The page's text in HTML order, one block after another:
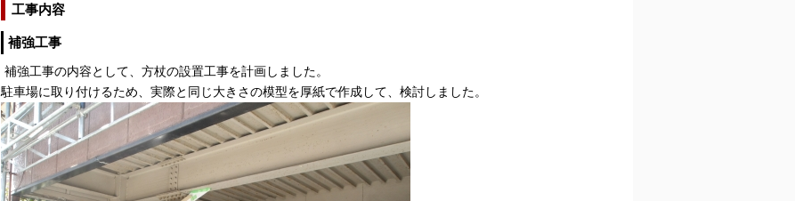
工事内容
補強工事
補強工事の内容として、方杖の設置工事を計画しました。
駐車場に取り付けるため、実際と同じ大きさの模型を厚紙で作成して、検討しました。